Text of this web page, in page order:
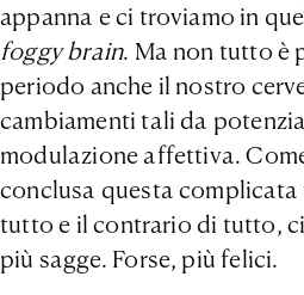
appanna e ci troviamo in
foggy brain. Ma non tutto è
periodo anche il nostro
cambiamenti tali da
modulazione affettiva.
conclusa questa complicata
tutto e il contrario di tutto,
più sagge. Forse, più felici.